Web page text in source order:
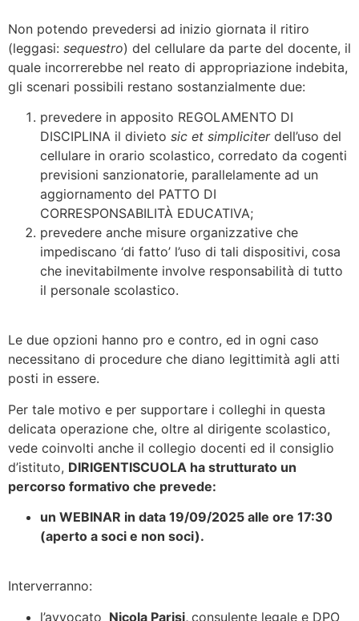
Non potendo prevedersi ad inizio giornata il ritiro
(leggasi: sequestro) del cellulare da parte del docente, il
quale incorrerebbe nel reato di appropriazione indebita,
gli scenari possibili restano sostanzialmente due:
prevedere in apposito REGOLAMENTO DI
DISCIPLINA il divieto sic et simpliciterdell’uso del
cellulare in orario scolastico, corredato da cogenti
previsioni sanzionatorie, parallelamente ad un
aggiornamento del PATTO DI
CORRESPONSABILITÀ EDUCATIVA;
prevedere anche misure organizzative che
impediscano ‘di fatto’ l’uso di tali dispositivi, cosa
che inevitabilmente involve responsabilità di tutto
il personale scolastico.
Le due opzioni hanno pro e contro, ed in ogni caso
necessitano di procedure che diano legittimità agli atti
posti in essere.
Per tale motivo e per supportare i colleghi in questa
delicata operazione che, oltre al dirigente scolastico,
vede coinvolti anche il collegio docenti ed il consiglio
d’istituto, DIRIGENTISCUOLA ha strutturato un
percorso formativo che prevede:
un WEBINAR in data 19/09/2025 alle ore 17:30
(aperto a soci e non soci).
Interverranno:
l’avvocato Nicola Parisi, consulente legale e DPO